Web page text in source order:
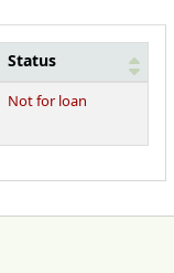
Status
Not for loan